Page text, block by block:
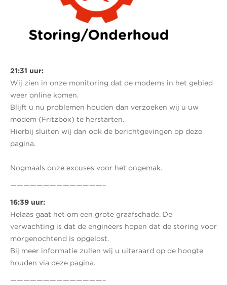
21:31 uur:
Wij zien in onze monitoring dat de modems in het gebied
weer online komen.
Blijft u nu problemen houden dan verzoeken wij u uw
modem (Fritzbox) te herstarten.
Hierbij sluiten wij dan ook de berichtgevingen op deze
pagina.
Nogmaals onze excuses voor het ongemak.
——————————————–
16:39 uur:
Helaas gaat het om een grote graafschade. De
verwachting is dat de engineers hopen dat de storing voor
morgenochtend is opgelost.
Bij meer informatie zullen wij u uiteraard op de hoogte
houden via deze pagina.
——————————————–